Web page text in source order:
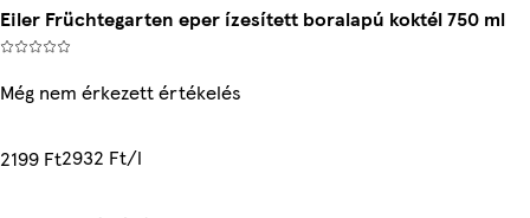
Eiler Früchtegarten eper ízesített boralapú koktél 750 ml
Még nem érkezett értékelés
2199 Ft2932 Ft/l